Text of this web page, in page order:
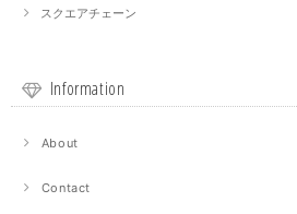
スクエアチェーン
Information
About
Contact